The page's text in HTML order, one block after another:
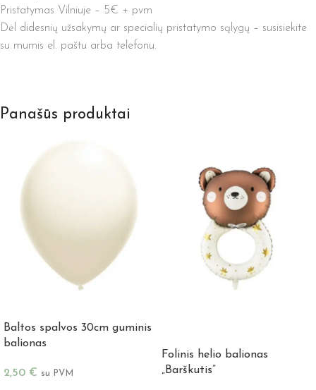
Pristatymas Vilniuje – 5€ + pvm
Dėl didesnių užsakymų ar specialių pristatymo sąlygų – susisiekite
su mumis el. paštu arba telefonu.
Panašūs produktai
Baltos spalvos 30cm guminis
balionas
2,50 € su PVM
Folinis helio balionas
„Barškutis”